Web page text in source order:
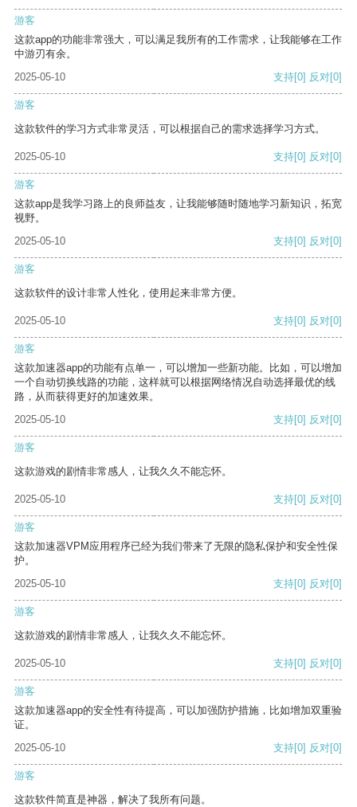
游客
这款app的功能非常强大，可以满足我所有的工作需求，让我能够在工作
中游刃有余。
2025-05-10
支持[0] 反对[0]
游客
这款软件的学习方式非常灵活，可以根据自己的需求选择学习方式。
2025-05-10 支持[0] 反对[0]
游客
这款app是我学习路上的良师益友，让我能够随时随地学习新知识，拓宽
视野。
2025-05-10
支持[0] 反对[0]
游客
这款软件的设计非常人性化，使用起来非常方便。
2025-05-10 支持[0] 反对[0]
游客
这款加速器app的功能有点单一，可以增加一些新功能。比如，可以增加
一个自动切换线路的功能，这样就可以根据网络情况自动选择最优的线
路，从而获得更好的加速效果。
2025-05-10
支持[0] 反对[0]
游客
这款游戏的剧情非常感人，让我久久不能忘怀。
2025-05-10 支持[0] 反对[0]
游客
这款加速器VPM应用程序已经为我们带来了无限的隐私保护和安全性保
护。
2025-05-10
支持[0] 反对[0]
游客
这款游戏的剧情非常感人，让我久久不能忘怀。
2025-05-10 支持[0] 反对[0]
游客
这款加速器app的安全性有待提高，可以加强防护措施，比如增加双重验
证。
2025-05-10
支持[0] 反对[0]
游客
这款软件简直是神器，解决了我所有问题。